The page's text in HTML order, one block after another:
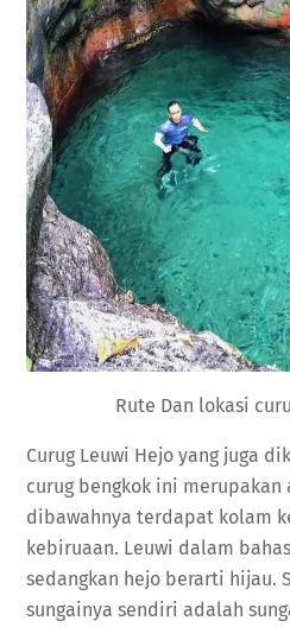
Rute Dan lokasi
Curug Leuwi Hejo yang juga
curug bengkok ini
dibawahnya terdapat kolam
kebiruaan. Leuwi dalam
sedangkan hejo berarti hijau.
sungainya sendiri adalah